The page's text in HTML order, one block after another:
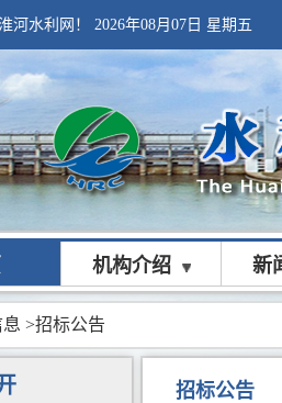
河水利网！ 2026年08月07日 星期五
机构介绍 新
>招标公告
招标公告